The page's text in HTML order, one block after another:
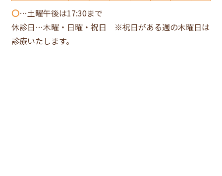
〇…土曜午後は17:30まで
休診日…木曜・日曜・祝日 ※祝日がある週の木曜日は
診療いたします。